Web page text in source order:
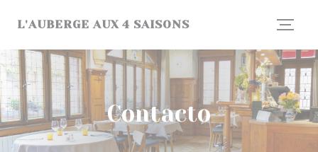
L'AUBERGE AUX 4 SAISONS
Contacto